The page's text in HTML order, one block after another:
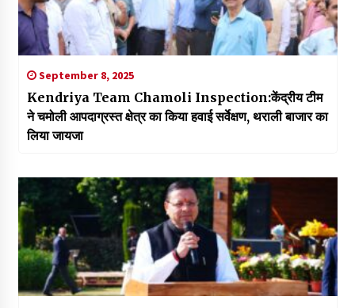
September 8, 2025
Kendriya Team Chamoli Inspection:केंद्रीय टीम
ने चमोली आपदाग्रस्त क्षेत्र का किया हवाई सर्वेक्षण, थराली बाजार का
लिया जायजा